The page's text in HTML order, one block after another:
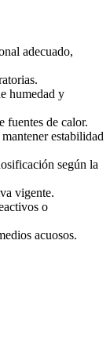
adecuado,
humedad y
fuentes de calor.
estabilidad
según la
vigente.
o
acuosos.